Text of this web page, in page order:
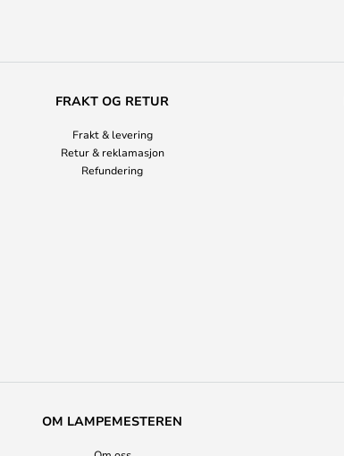
FRAKT OG RETUR
Frakt & levering
Retur & reklamasjon
Refundering
OM LAMPEMESTEREN